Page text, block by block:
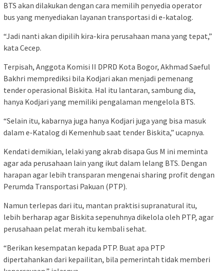
BTS akan dilakukan dengan cara memilih penyedia operator
bus yang menyediakan layanan transportasi di e-katalog.
“Jadi nanti akan dipilih kira-kira perusahaan mana yang tepat,”
kata Cecep.
Terpisah, Anggota Komisi II DPRD Kota Bogor, Akhmad Saeful
Bakhri memprediksi bila Kodjari akan menjadi pemenang
tender operasional Biskita. Hal itu lantaran, sambung dia,
hanya Kodjari yang memiliki pengalaman mengelola BTS.
“Selain itu, kabarnya juga hanya Kodjari juga yang bisa masuk
dalam e-Katalog di Kemenhub saat tender Biskita,” ucapnya.
Kendati demikian, lelaki yang akrab disapa Gus M ini meminta
agar ada perusahaan lain yang ikut dalam lelang BTS. Dengan
harapan agar lebih transparan mengenai sharing profit dengan
Perumda Transportasi Pakuan (PTP).
Namun terlepas dari itu, mantan praktisi supranatural itu,
lebih berharap agar Biskita sepenuhnya dikelola oleh PTP, agar
perusahaan pelat merah itu kembali sehat.
“Berikan kesempatan kepada PTP. Buat apa PTP
dipertahankan dari kepailitan, bila pemerintah tidak memberi